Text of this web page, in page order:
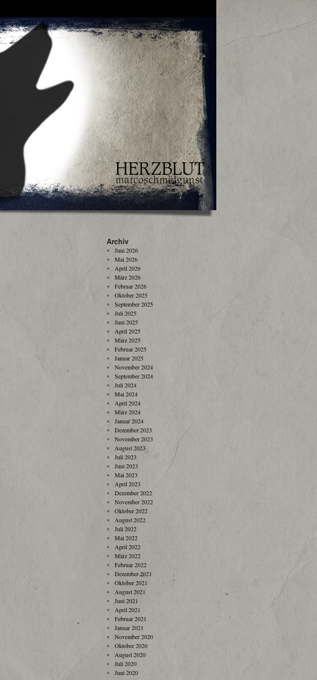
Archiv
Juni 2026
Mai 2026
April 2026
März 2026
Februar 2026
Oktober 2025
September 2025
Juli 2025
Juni 2025
April 2025
März 2025
Februar 2025
Januar 2025
November 2024
September 2024
Juli 2024
Mai 2024
April 2024
März 2024
Januar 2024
Dezember 2023
November 2023
August 2023
Juli 2023
Juni 2023
Mai 2023
April 2023
Dezember 2022
November 2022
Oktober 2022
August 2022
Juli 2022
Mai 2022
April 2022
März 2022
Februar 2022
Dezember 2021
Oktober 2021
August 2021
Juni 2021
April 2021
Februar 2021
Januar 2021
November 2020
Oktober 2020
August 2020
Juli 2020
Juni 2020